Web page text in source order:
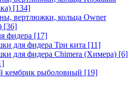
[134]
вертлюжки, кольца Owner
[36]
фидера [17]
для фидера Три кита [11]
для фидера Chimera (Химера) [6]
кембрик рыболовный [19]